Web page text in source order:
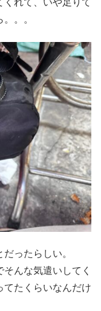
くれて、いや足りて
。。
ったらしい。
んな気遣いしてく
てたくらいなんだけ